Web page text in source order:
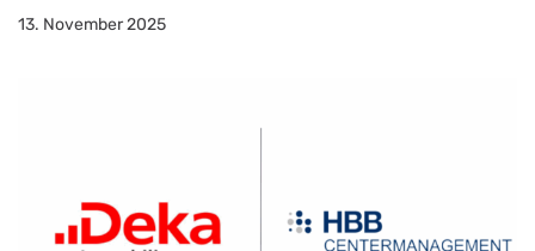
13. November 2025